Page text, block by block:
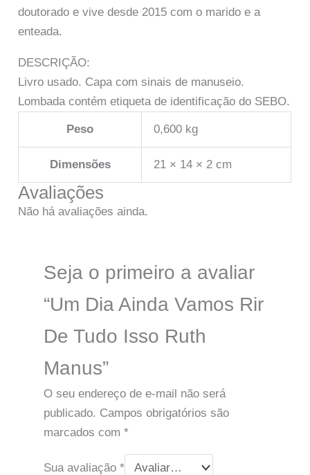
doutorado e vive desde 2015 com o marido e a
enteada.
DESCRIÇÃO:
Livro usado. Capa com sinais de manuseio.
Lombada contém etiqueta de identificação do SEBO.
Peso 0,600 kg
Dimensões 21 × 14 × 2 cm
Avaliações
Não há avaliações ainda.
Seja o primeiro a avaliar
“Um Dia Ainda Vamos Rir
De Tudo Isso Ruth
Manus”
O seu endereço de e-mail não será
publicado. Campos obrigatórios são
marcados com *
Sua avaliação *